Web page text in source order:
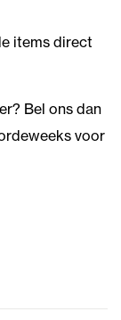
items direct
Bel ons dan
voor